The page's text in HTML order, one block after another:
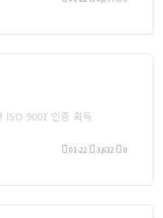
ISO 9001 인증 획득
01-22 3,632 0